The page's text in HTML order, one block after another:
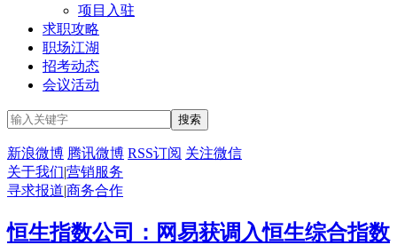
项目入驻
求职攻略
职场江湖
招考动态
会议活动
新浪微博 腾讯微博 RSS订阅 关注微信
关于我们|营销服务
寻求报道|商务合作
恒生指数公司：网易获调入恒生综合指数